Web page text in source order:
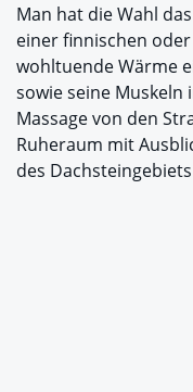
Man hat die Wahl
einer finnischen
wohltuende Wärme
sowie seine
Massage von den
Ruheraum mit
des